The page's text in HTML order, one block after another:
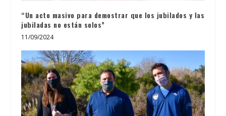
“Un acto masivo para demostrar que los jubilados y las
jubiladas no están solos”
11/09/2024